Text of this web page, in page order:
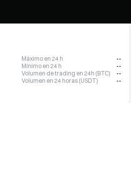
Máximo en 24 h
--
Mínimo en 24 h
--
Volumen de trading en 24h (BTC)
--
Volumen en 24 horas (USDT)
--